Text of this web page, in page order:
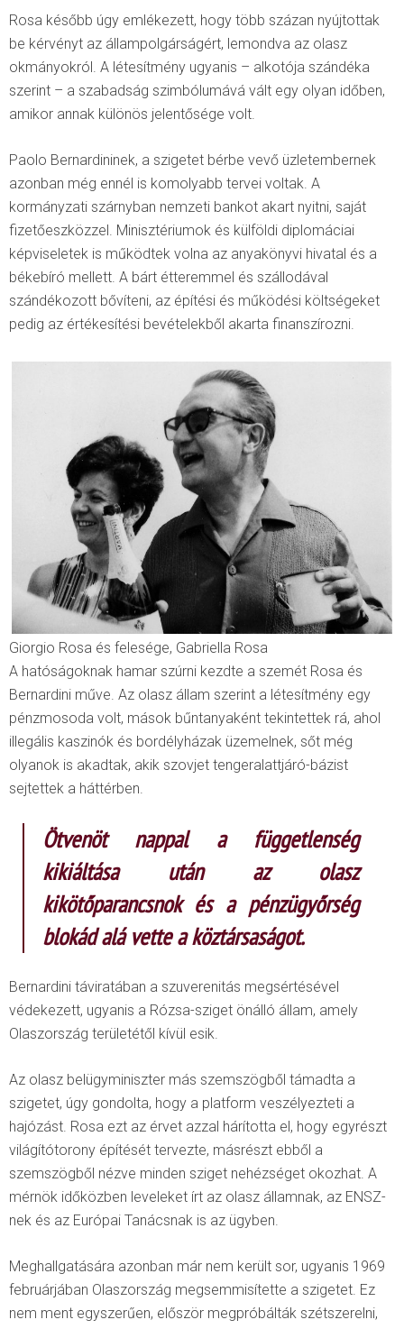
Rosa később úgy emlékezett, hogy több százan nyújtottak
be kérvényt az állampolgárságért, lemondva az olasz
okmányokról. A létesítmény ugyanis – alkotója szándéka
szerint – a szabadság szimbólumává vált egy olyan időben,
amikor annak különös jelentősége volt.
Paolo Bernardininek, a szigetet bérbe vevő üzletembernek
azonban még ennél is komolyabb tervei voltak. A
kormányzati szárnyban nemzeti bankot akart nyitni, saját
fizetőeszközzel. Minisztériumok és külföldi diplomáciai
képviseletek is működtek volna az anyakönyvi hivatal és a
békebíró mellett. A bárt étteremmel és szállodával
szándékozott bővíteni, az építési és működési költségeket
pedig az értékesítési bevételekből akarta finanszírozni.
Giorgio Rosa és felesége, Gabriella Rosa
A hatóságoknak hamar szúrni kezdte a szemét Rosa és
Bernardini műve. Az olasz állam szerint a létesítmény egy
pénzmosoda volt, mások bűntanyaként tekintettek rá, ahol
illegális kaszinók és bordélyházak üzemelnek, sőt még
olyanok is akadtak, akik szovjet tengeralattjáró-bázist
sejtettek a háttérben.
Ötvenöt nappal a függetlenség
kikiáltása után az olasz
kikötőparancsnok és a pénzügyőrség
blokád alá vette a köztársaságot.
Bernardini táviratában a szuverenitás megsértésével
védekezett, ugyanis a Rózsa-sziget önálló állam, amely
Olaszország területétől kívül esik.
Az olasz belügyminiszter más szemszögből támadta a
szigetet, úgy gondolta, hogy a platform veszélyezteti a
hajózást. Rosa ezt az érvet azzal hárította el, hogy egyrészt
világítótorony építését tervezte, másrészt ebből a
szemszögből nézve minden sziget nehézséget okozhat. A
mérnök időközben leveleket írt az olasz államnak, az ENSZ-
nek és az Európai Tanácsnak is az ügyben.
Meghallgatására azonban már nem került sor, ugyanis 1969
februárjában Olaszország megsemmisítette a szigetet. Ez
nem ment egyszerűen, először megpróbálták szétszerelni,